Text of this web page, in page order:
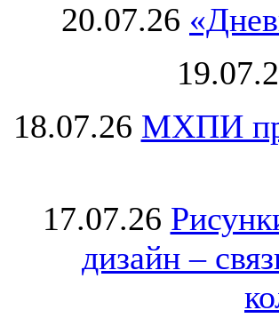
20.07.26
18.07.26 МХПИ
17.07.26
дизайн –